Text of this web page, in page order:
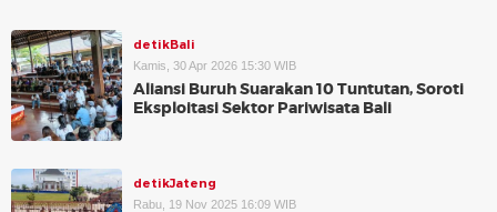
detikBali
Kamis, 30 Apr 2026 15:30 WIB
Aliansi Buruh Suarakan 10 Tuntutan, Soroti
Eksploitasi Sektor Pariwisata Bali
detikJateng
Rabu, 19 Nov 2025 16:09 WIB